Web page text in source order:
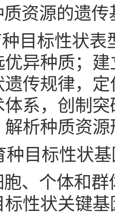
资源的遗传
目标性状表
异种质；
传规律，
系，创制
析种质资
种目标性状
、个体和
性状关键